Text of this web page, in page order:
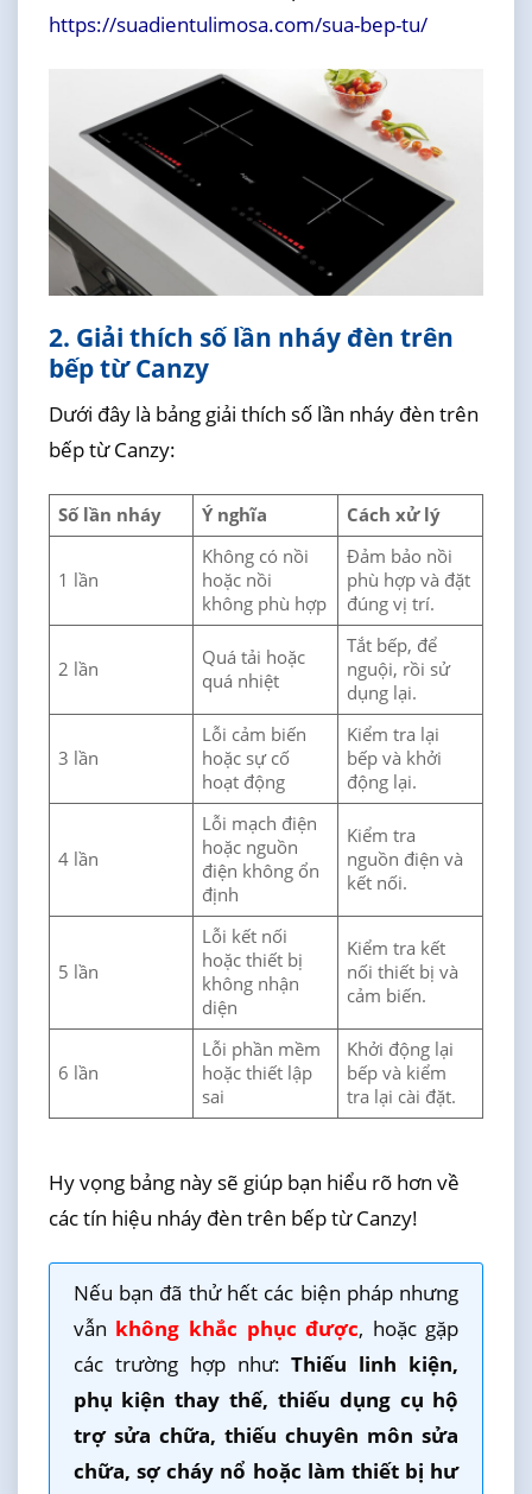
https://suadientulimosa.com/sua-bep-tu/
2. Giải thích số lần nháy đèn trên
bếp từ Canzy
Dưới đây là bảng giải thích số lần nháy đèn trên
bếp từ Canzy:
Số lần nháy Ý nghĩa Cách xử lý
1 lần
Không có nồi
hoặc nồi
không phù hợp
Đảm bảo nồi
phù hợp và đặt
đúng vị trí.
2 lần
Quá tải hoặc
quá nhiệt
Tắt bếp, để
nguội, rồi sử
dụng lại.
3 lần
Lỗi cảm biến
hoặc sự cố
hoạt động
Kiểm tra lại
bếp và khởi
động lại.
4 lần
Lỗi mạch điện
hoặc nguồn
điện không ổn
định
Kiểm tra
nguồn điện và
kết nối.
5 lần
Lỗi kết nối
hoặc thiết bị
không nhận
diện
Kiểm tra kết
nối thiết bị và
cảm biến.
6 lần
Lỗi phần mềm
hoặc thiết lập
sai
Khởi động lại
bếp và kiểm
tra lại cài đặt.
Hy vọng bảng này sẽ giúp bạn hiểu rõ hơn về
các tín hiệu nháy đèn trên bếp từ Canzy!
Nếu bạn đã thử hết các biện pháp nhưng
vẫn không khắc phục được, hoặc gặp
các trường hợp như:Thiếu linh kiện,
phụ kiện thay thế, thiếu dụng cụ hộ
trợ sửa chữa, thiếu chuyên môn sửa
chữa, sợ cháy nổ hoặc làm thiết bị hư